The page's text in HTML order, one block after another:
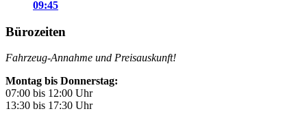
09:45
Bürozeiten
Fahrzeug-Annahme und Preisauskunft!
Montag bis Donnerstag:
07:00 bis 12:00 Uhr
13:30 bis 17:30 Uhr